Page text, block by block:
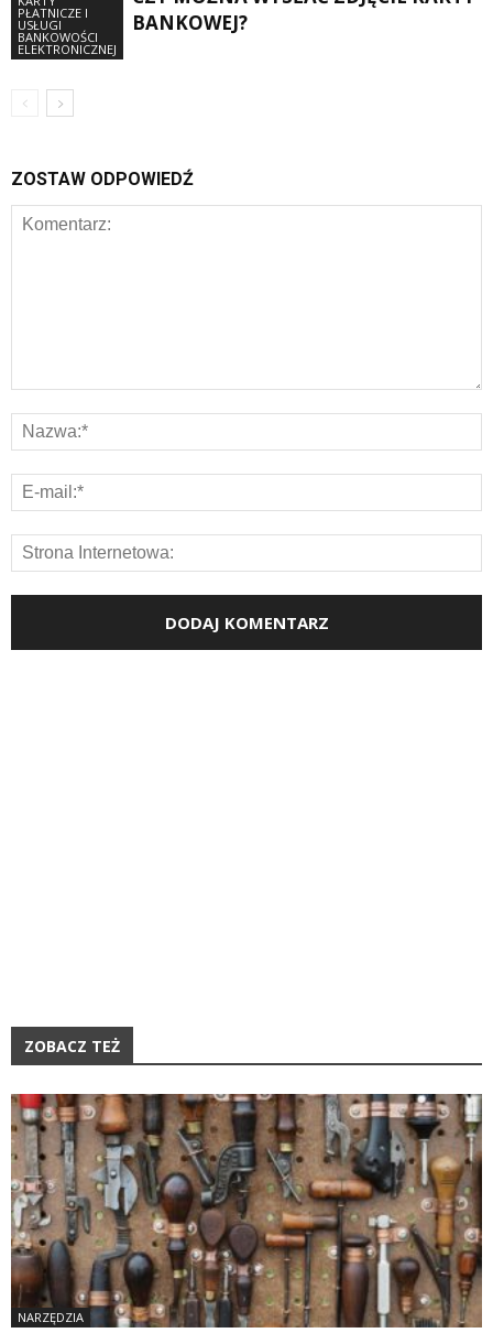
PŁATNICZE I
USŁUGI
BANKOWOŚCI
ELEKTRONICZNEJ
BANKOWEJ?
ZOSTAW ODPOWIEDŹ
ZOBACZ TEŻ
NARZĘDZIA